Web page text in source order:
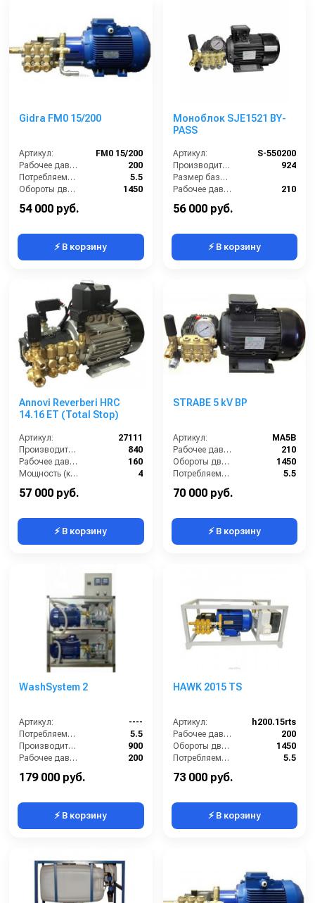
Gidra FM0 15/200
Артикул:
FM0 15/200
Рабочее давление (бар):
200
Потребляемая мощность (кВт):
5.5
Обороты двигателя (об/мин):
1450
54 000 руб.
⚡ В корзину
Моноблок SJE1521 BY-
PASS
Артикул:
S-550200
Производительность (л/ч):
924
Размер базовой станции (ДхШхВ):
Рабочее давление (бар):
210
56 000 руб.
⚡ В корзину
Annovi Reverberi HRC
14.16 ET (Total Stop)
Артикул:
27111
Производительность (л/ч):
840
Рабочее давление (бар):
160
Мощность (кВт):
4
Электропитание (В):
57 000 руб.
⚡ В корзину
STRABE 5 kV BP
Артикул:
MA5B
Рабочее давление (бар):
210
Обороты двигателя (об/мин):
1450
Потребляемая мощность (кВт):
5.5
Производительность (л/ч):
70 000 руб.
⚡ В корзину
WashSystem 2
Артикул:
----
Потребляемая мощность (кВт):
5.5
Производительность (л/ч):
900
Рабочее давление (бар):
200
179 000 руб.
⚡ В корзину
HAWK 2015 TS
Артикул:
h200.15rts
Рабочее давление (бар):
200
Обороты двигателя (об/мин):
1450
Потребляемая мощность (кВт):
5.5
Производительность (л/ч):
73 000 руб.
⚡ В корзину